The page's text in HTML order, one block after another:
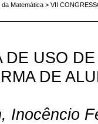
Matemática> VII
DE USO
DE
Inocêncio